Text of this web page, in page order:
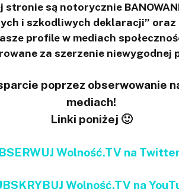
stronie są notorycznie
i szkodliwych deklaracji”
profile w mediach
za szerzenie niewygodnej
poprzez obserwowanie
mediach!
Linki poniżej 🙂
Wolność.TV na
Wolność.TV na